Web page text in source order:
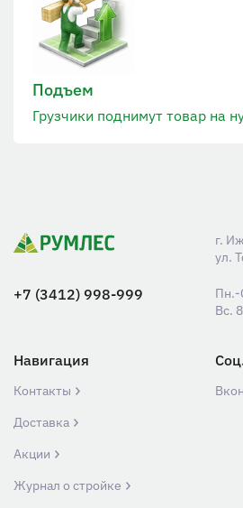
Подъем
Грузчики поднимут товар на
г.
ул.
+7 (3412) 998-999
Пн.-
Вс.
Навигация
Контакты
Доставка
Акции
Журнал о стройке